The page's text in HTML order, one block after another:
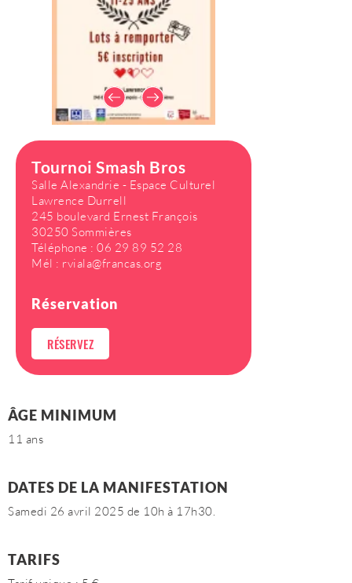
Tournoi Smash Bros
Salle Alexandrie - Espace Culturel
Lawrence Durrell
245 boulevard Ernest François
30250 Sommières
Téléphone : 06 29 89 52 28
Mél : rviala@francas.org
Réservation
RÉSERVEZ
ÂGE MINIMUM
11 ans
DATES DE LA MANIFESTATION
Samedi 26 avril 2025 de 10h à 17h30.
TARIFS